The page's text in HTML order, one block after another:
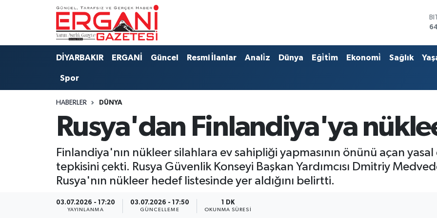
DİYARBAKIR ERGANİ Güncel Resmi İlanlar Anali̇z Dünya Eği̇ti̇m Ekonomi̇ Sağlık
Spor
HABERLER DÜNYA
Rusya'dan Finlandiya'ya
Finlandiya'nın nükleer silahlara ev sahipliği yapmasının önünü açan
tepkisini çekti. Rusya Güvenlik Konseyi Başkan Yardımcısı Dmitriy
Rusya'nın nükleer hedef listesinde yer aldığını belirtti.
03.07.2026 - 17:20
YAYINLANMA
03.07.2026 - 17:50
GÜNCELLEME
1 DK
OKUNMA SÜRESI
DİYARBAKIR
BAĞLAR
ERGANİ
Resmi İlanlar
Ergani Nöbetçi Eczaneler
Ergani Hava Durumu
Tüm Manşetler
Son Dakika Haberleri
Haber Arşivi